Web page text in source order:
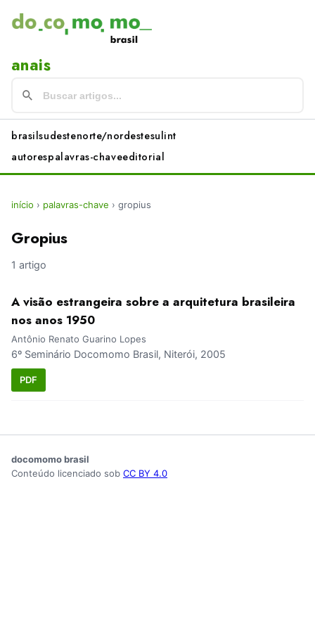
anais
brasilsudestenorte/nordestesulint
autorespalavras-chaveeditorial
início › palavras-chave › gropius
Gropius
1 artigo
A visão estrangeira sobre a arquitetura brasileira
nos anos 1950
Antônio Renato Guarino Lopes
6º Seminário Docomomo Brasil, Niterói, 2005
PDF
docomomo brasil
Conteúdo licenciado sob CC BY 4.0